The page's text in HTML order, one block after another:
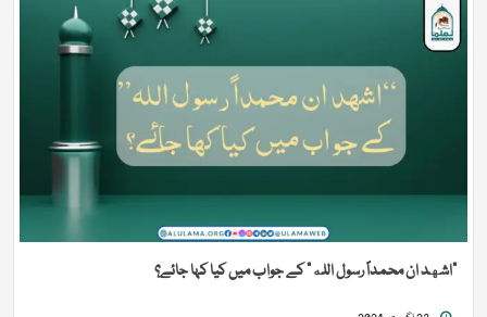
“اشهد ان محمداً رسول الله” کے جواب میں کیا کہا جائے؟